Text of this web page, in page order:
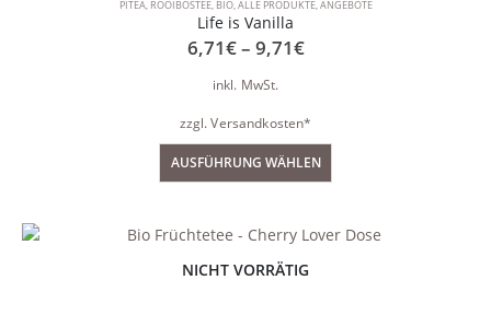
PITEA ROOIBOSTEE, BIO, ALLE PRODUKTE, ANGEBOTE
Life is Vanilla
6,71€– 9,71€
inkl. MwSt.
zzgl.Versandkosten*
AUSFÜHRUNG WÄHLEN
NICHT VORRÄTIG